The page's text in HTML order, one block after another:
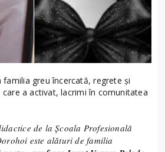
greu încercată, regrete și
a activat, lacrimi în comunitatea
de la Școala Profesională
este alături de familia